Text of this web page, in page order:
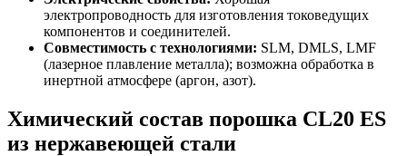
электропроводность для изготовления токоведущих
компонентов и соединителей.
Совместимость с технологиями: SLM, DMLS, LMF
(лазерное плавление металла); возможна обработка в
инертной атмосфере (аргон, азот).
Химический состав порошка CL20 ES
из нержавеющей стали